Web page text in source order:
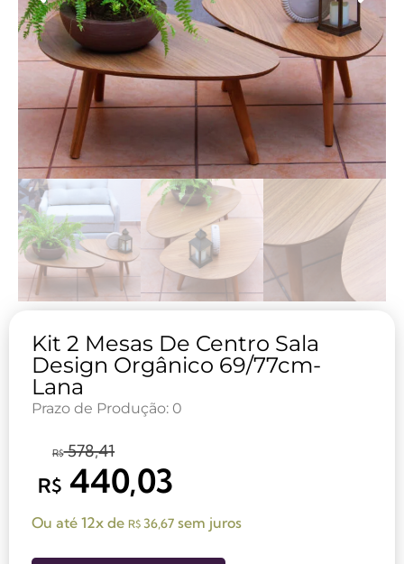
Kit 2 Mesas De Centro Sala
Design Orgânico 69/77cm-
Lana
Prazo de Produção: 0
R$578,41
R$440,03
Ou até 12x de R$ 36,67 sem juros